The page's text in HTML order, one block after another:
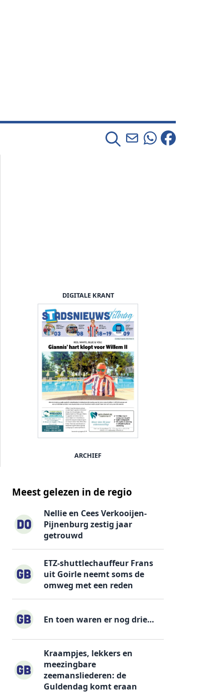
DIGITALE KRANT
ARCHIEF
Meest gelezen in de regio
Nellie en Cees Verkooijen-
Pijnenburg zestig jaar
getrouwd
ETZ-shuttlechauffeur Frans
uit Goirle neemt soms de
omweg met een reden
En toen waren er nog drie…
Kraampjes, lekkers en
meezingbare
zeemansliederen: de
Guldendag komt eraan